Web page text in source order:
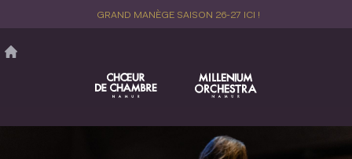
principal
GRAND MANÈGE SAISON 26-27 ICI !